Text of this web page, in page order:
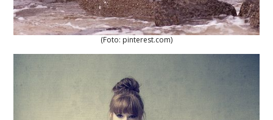
(Foto: pinterest.com)